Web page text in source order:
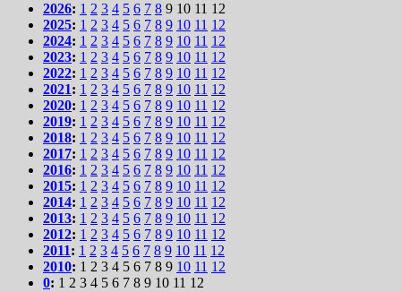
2026: 1 2 3 4 5 6 7 8 9 10 11 12
2025: 1 2 3 4 5 6 7 8 9 10 11 12
2024: 1 2 3 4 5 6 7 8 9 10 11 12
2023: 1 2 3 4 5 6 7 8 9 10 11 12
2022: 1 2 3 4 5 6 7 8 9 10 11 12
2021: 1 2 3 4 5 6 7 8 9 10 11 12
2020: 1 2 3 4 5 6 7 8 9 10 11 12
2019: 1 2 3 4 5 6 7 8 9 10 11 12
2018: 1 2 3 4 5 6 7 8 9 10 11 12
2017: 1 2 3 4 5 6 7 8 9 10 11 12
2016: 1 2 3 4 5 6 7 8 9 10 11 12
2015: 1 2 3 4 5 6 7 8 9 10 11 12
2014: 1 2 3 4 5 6 7 8 9 10 11 12
2013: 1 2 3 4 5 6 7 8 9 10 11 12
2012: 1 2 3 4 5 6 7 8 9 10 11 12
2011: 1 2 3 4 5 6 7 8 9 10 11 12
2010: 1 2 3 4 5 6 7 8 9 10 11 12
0: 1 2 3 4 5 6 7 8 9 10 11 12